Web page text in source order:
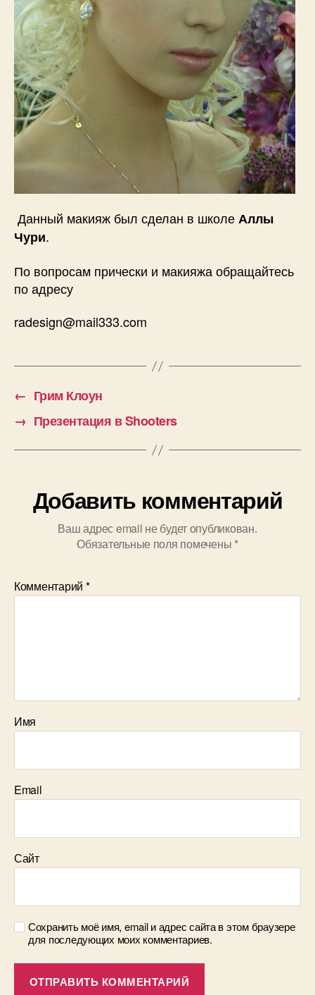
Данный макияж был сделан в школеАллы
Чури.
По вопросам прически и макияжа обращайтесь
по адресу
radesign@mail333.com
← Грим Клоун
→ Презентация в Shooters
Добавить комментарий
Ваш адрес email не будет опубликован.
Обязательные поля помечены *
Комментарий *
Имя
Email
Сайт
Сохранить моё имя, email и адрес сайта в этом браузере
для последующих моих комментариев.